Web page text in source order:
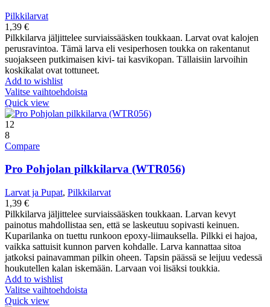
Pilkkilarvat
1,39 €
Pilkkilarva jäljittelee surviaissääsken toukkaan. Larvat ovat kalojen
perusravintoa. Tämä larva eli vesiperhosen toukka on rakentanut
suojakseen putkimaisen kivi- tai kasvikopan. Tällaisiin larvoihin
koskikalat ovat tottuneet.
Add to wishlist
Valitse vaihtoehdoista
Quick view
12
8
Compare
Pro Pohjolan pilkkilarva (WTR056)
Larvat ja Pupat, Pilkkilarvat
1,39 €
Pilkkilarva jäljittelee surviaissääsken toukkaan. Larvan kevyt
painotus mahdollistaa sen, että se laskeutuu sopivasti keinuen.
Kuparilanka on tuettu runkoon epoxy-liimauksella. Pilkki ei hajoa,
vaikka sattuisit kunnon parven kohdalle. Larva kannattaa sitoa
jatkoksi painavamman pilkin oheen. Tapsin päässä se leijuu vedessä
houkutellen kalan iskemään. Larvaan voi lisäksi toukkia.
Add to wishlist
Valitse vaihtoehdoista
Quick view